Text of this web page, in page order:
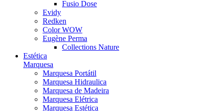
Fusio Dose
Evidy
Redken
Color WOW
Eugène Perma
Collections Nature
Estética
Marquesa
Marquesa Portátil
Marquesa Hidraulica
Marquesa de Madeira
Marquesa Elétrica
Marquesa Estética